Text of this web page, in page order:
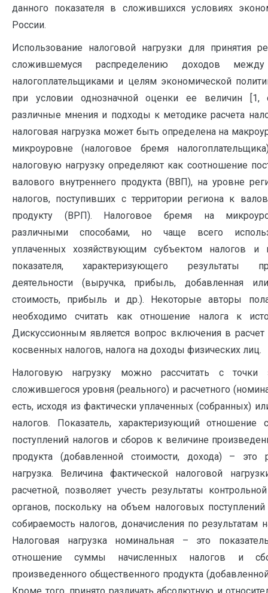
данного показателя в сложившихся условиях
России.
Использование налоговой нагрузки для принятия
сложившемуся распределению доходов
налогоплательщиками и целям экономической
при условии однозначной оценки ее величин
различные мнения и подходы к методике расчета
налоговая нагрузка может быть определена на
микроуровне (налоговое бремя
налоговую нагрузку определяют как соотношение
валового внутреннего продукта (ВВП), на уровне
налогов, поступивших с территории региона к
продукту (ВРП). Налоговое бремя на
различными способами, но чаще всего
уплаченных хозяйствующим субъектом налогов и
показателя, характеризующего результаты
деятельности (выручка, прибыль, добавленная
стоимость, прибыль и др.). Некоторые авторы
необходимо считать как отношение налога к
Дискуссионным является вопрос включения в расчет
косвенных налогов, налога на доходы физических лиц.
Налоговую нагрузку можно рассчитать с точки
сложившегося уровня (реального) и расчетного
есть, исходя из фактически уплаченных (собранных)
налогов. Показатель, характеризующий отношение
поступлений налогов и сборов к величине
продукта (добавленной стоимости, дохода) – это
нагрузка. Величина фактической налоговой
расчетной, позволяет учесть результаты
органов, поскольку на объем налоговых
собираемость налогов, доначисления по результатам
Налоговая нагрузка номинальная – это
отношение суммы начисленных налогов и
произведенного общественного продукта